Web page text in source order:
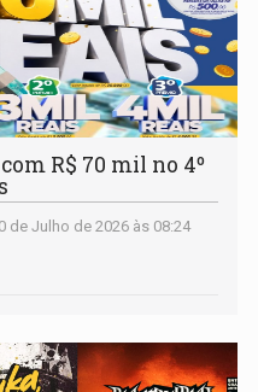
R$ 70 mil no 4º
de Julho de 2026 às 08:24